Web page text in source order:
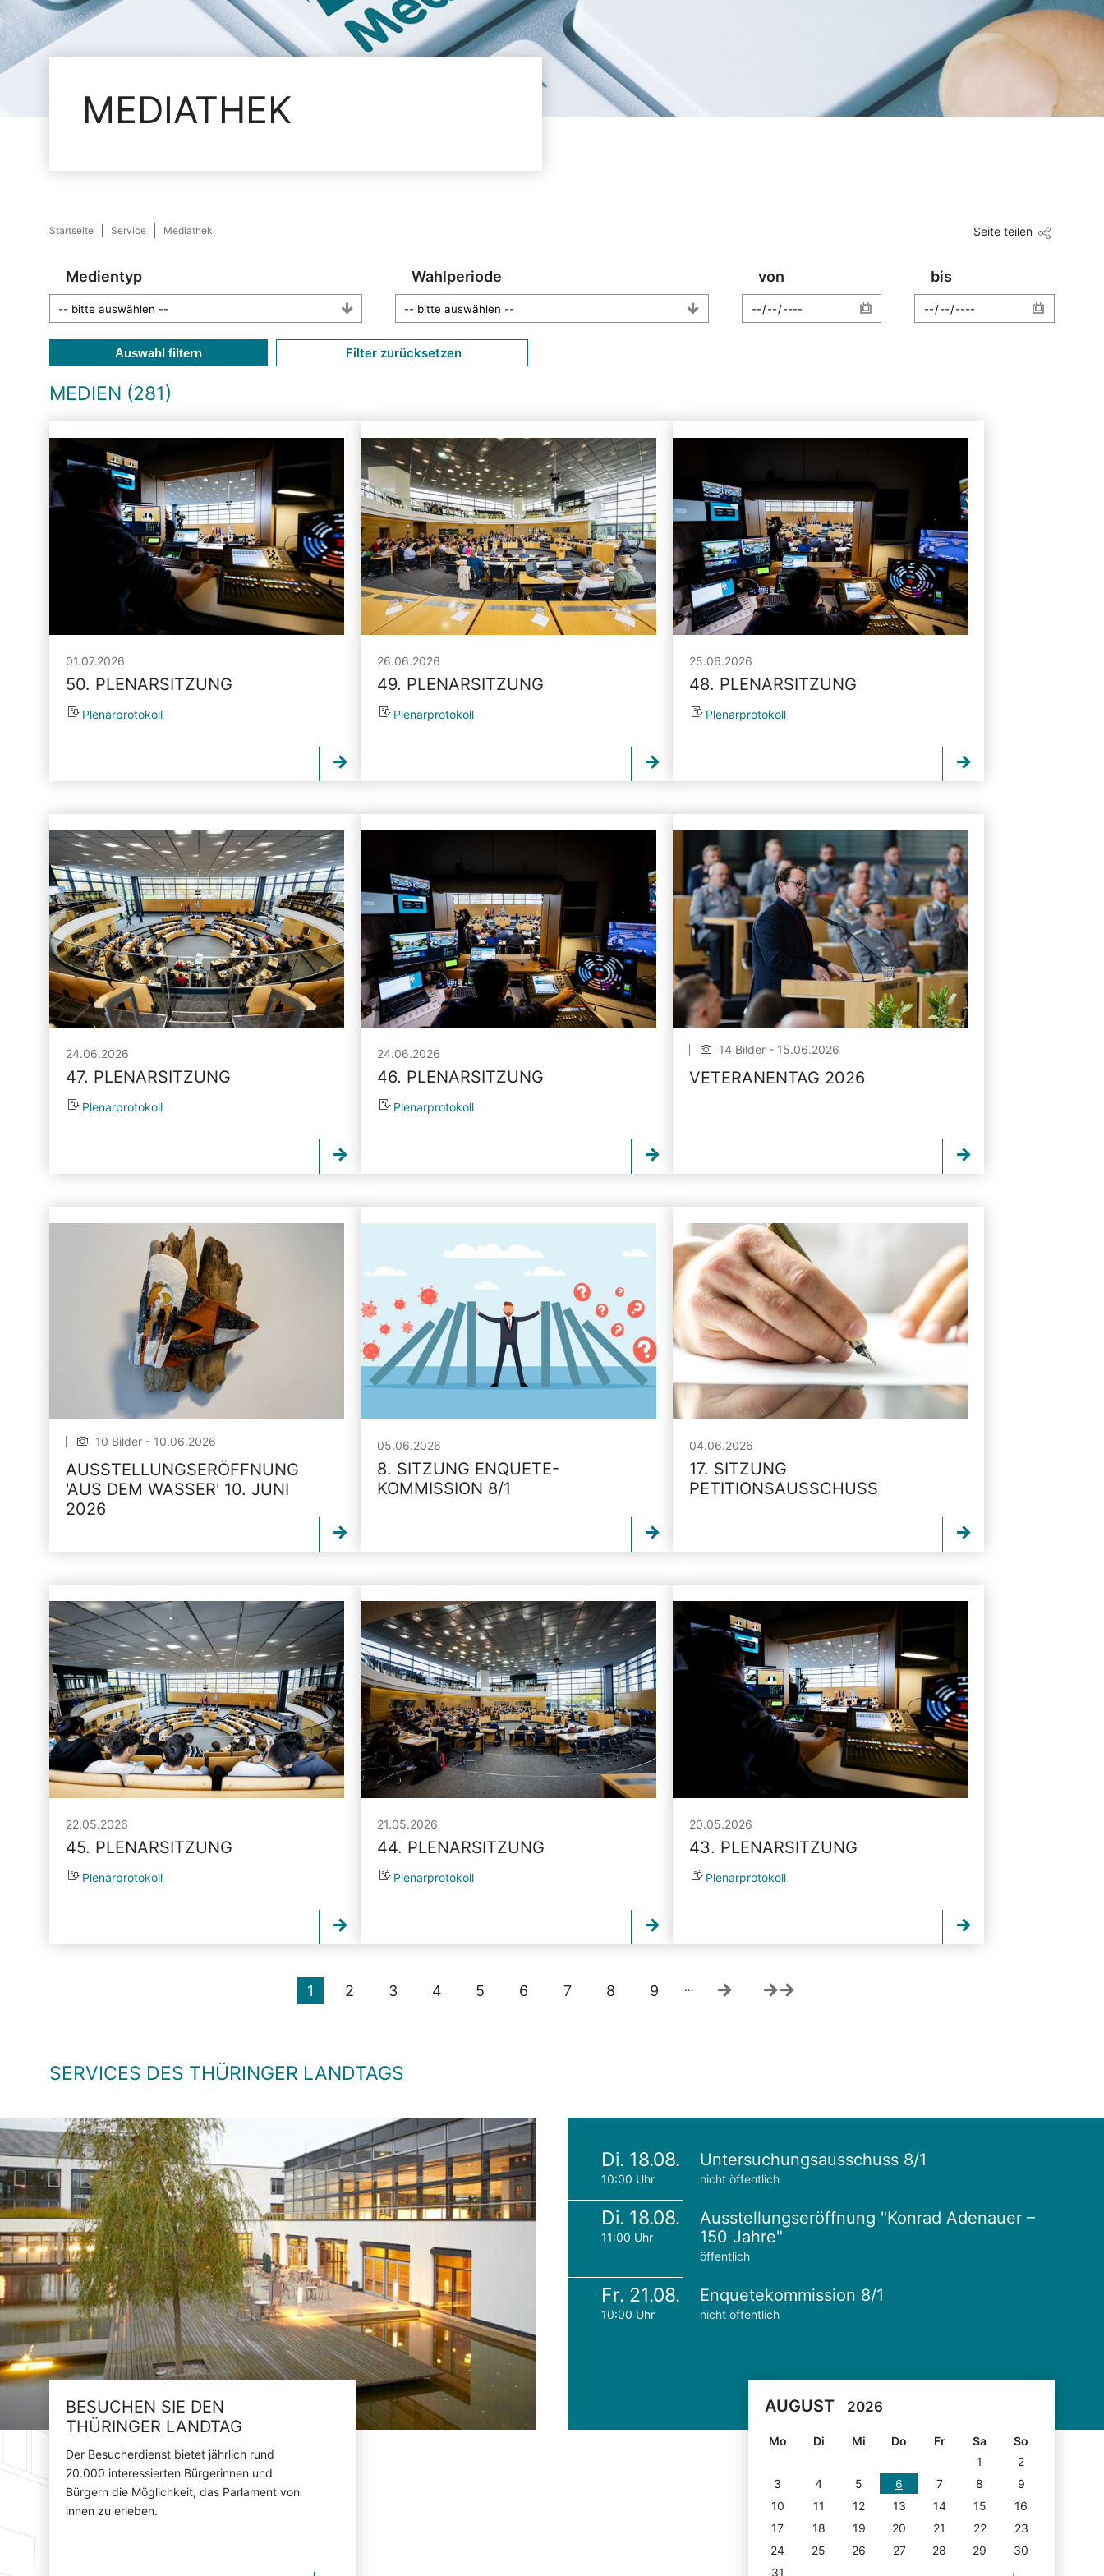
MEDIATHEK
Startseite Service Mediathek Seite teilen
Medientyp Wahlperiode von bis
Auswahl filtern Filter zurücksetzen
MEDIEN (281)
01.07.2026
50. PLENARSITZUNG
Plenarprotokoll
26.06.2026
49. PLENARSITZUNG
Plenarprotokoll
25.06.2026
48. PLENARSITZUNG
Plenarprotokoll
24.06.2026
47. PLENARSITZUNG
Plenarprotokoll
24.06.2026
46. PLENARSITZUNG
Plenarprotokoll
14 Bilder - 15.06.2026
VETERANENTAG 2026
10 Bilder - 10.06.2026
AUSSTELLUNGSERÖFFNUNG
'AUS DEM WASSER' 10. JUNI
2026
05.06.2026
8. SITZUNG ENQUETE-
KOMMISSION 8/1
04.06.2026
17. SITZUNG
PETITIONSAUSSCHUSS
22.05.2026
45. PLENARSITZUNG
Plenarprotokoll
21.05.2026
44. PLENARSITZUNG
Plenarprotokoll
20.05.2026
43. PLENARSITZUNG
Plenarprotokoll
1 2 3 4 5 6 7 8 9 …
SERVICES DES THÜRINGER LANDTAGS
BESUCHEN SIE DEN
THÜRINGER LANDTAG
Der Besucherdienst bietet jährlich rund
20.000 interessierten Bürgerinnen und
Bürgern die Möglichkeit, das Parlament von
innen zu erleben.
Di. 18.08.
10:00 Uhr
Untersuchungsausschuss 8/1
nicht öffentlich
Di. 18.08.
11:00 Uhr
Ausstellungseröffnung "Konrad Adenauer –
150 Jahre"
öffentlich
Fr. 21.08.
10:00 Uhr
Enquetekommission 8/1
nicht öffentlich
AUGUST 2026
Mo Di Mi Do Fr Sa
So
1
2
3
4 5 6 7 8
9
10
11 12 13 14 15
16
17
18 19 20 21 22
23
24
25 26 27 28 29
30
31